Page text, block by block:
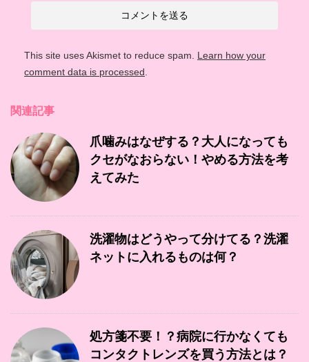
This site uses Akismet to reduce spam. Learn how your
comment data is processed
関連記事
爪噛みはなぜする？大人になっても
クセがなおらない！やめる方法を考
えてみた
洗濯物はどうやって分けてる？洗濯
ネットに入れるものは何？
処方箋不要！？病院に行かなくても
コンタクトレンズを買う方法とは？